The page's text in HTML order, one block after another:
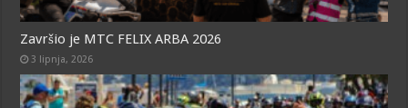
Završio je MTC FELIX ARBA 2026
3 lipnja, 2026